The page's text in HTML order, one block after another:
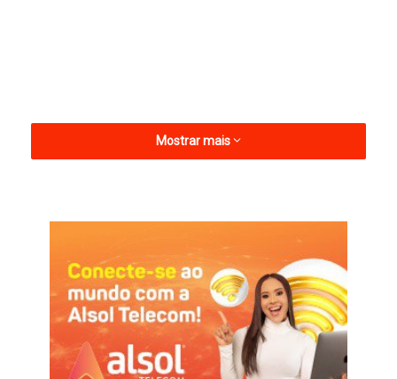
Informações com Assessoria
Expoagro reunião São Bento
Mostrar mais